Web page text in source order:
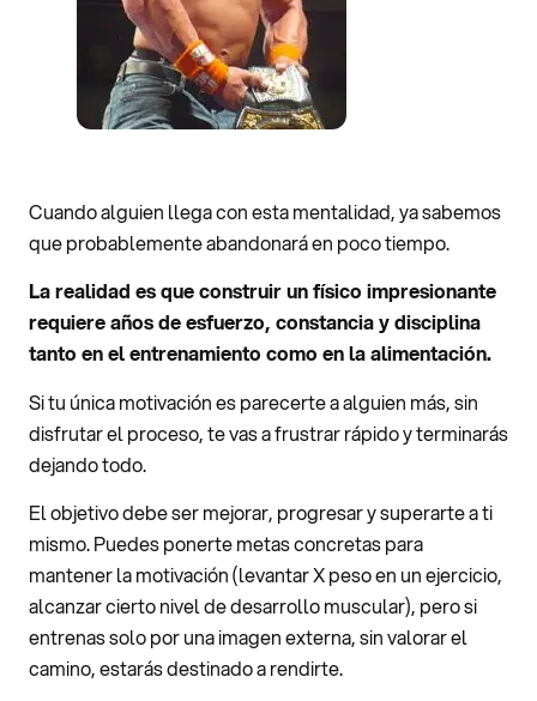
Cuando alguien llega con esta mentalidad, ya sabemos
que probablemente abandonará en poco tiempo.
La realidad es que construir un físico impresionante
requiere años de esfuerzo, constancia y disciplina
tanto en el entrenamiento como en la alimentación.
Si tu única motivación es parecerte a alguien más, sin
disfrutar el proceso, te vas a frustrar rápido y terminarás
dejando todo.
El objetivo debe ser mejorar, progresar y superarte a ti
mismo. Puedes ponerte metas concretas para
mantener la motivación (levantar X peso en un ejercicio,
alcanzar cierto nivel de desarrollo muscular), pero si
entrenas solo por una imagen externa, sin valorar el
camino, estarás destinado a rendirte.